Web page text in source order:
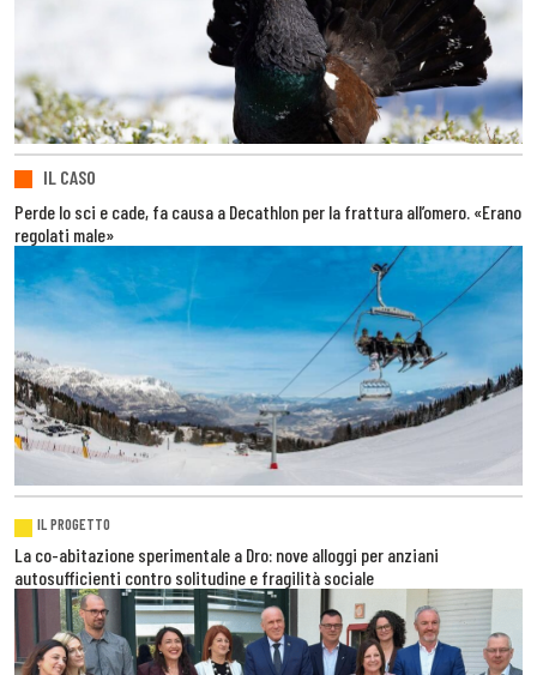
IL CASO
Perde lo sci e cade, fa causa a Decathlon per la frattura all’omero. «Erano
regolati male»
IL PROGETTO
La co-abitazione sperimentale a Dro: nove alloggi per anziani
autosufficienti contro solitudine e fragilità sociale